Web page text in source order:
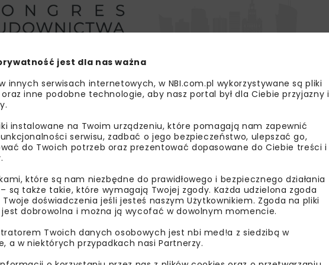
informacyjne. Oświetlenie LED umożliwi bezpieczne
osób mających trudności z poruszaniem się. Dla osób
faktura na antypoślizgowej nawierzchni peronów. Przy
podróży dwoma ekologicznymi środkami transportu. Przy
PLK przygotowuje również przetarg na budowę parkingu
w ramach Programu przystankowego został zbudowany nowy
w Bystrzycy k. Lublina. Obiekty zapewniają lepsze podróże do pracy
jest dla nas ważna
innych serwisach internetowych, w NBI.com.pl wykorzystywane są pliki
inne podobne technologie, aby nasz portal był dla Ciebie przyjazny i
instalowane na Twoim urządzeniu, które pomagają nam zapewnić
serwisu, zadbać o jego bezpieczeństwo, ulepszać go,
do Twoich potrzeb oraz prezentować dopasowane do Ciebie treści i
które są nam niezbędne do prawidłowego i bezpiecznego działania
są także takie, które wymagają Twojej zgody. Każda udzielona zgoda
doświadczenia jeśli jesteś naszym Użytkownikiem. Zgoda na pliki
dobrowolna i można ją wycofać w dowolnym momencie.
Twoich danych osobowych jest nbi med!a z siedzibą w
a w niektórych przypadkach nasi Partnerzy.